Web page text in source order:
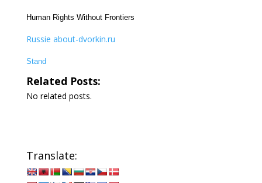
Human Rights Without Frontiers
Russie about-dvorkin.ru
Stand
Related Posts:
No related posts.
Translate: